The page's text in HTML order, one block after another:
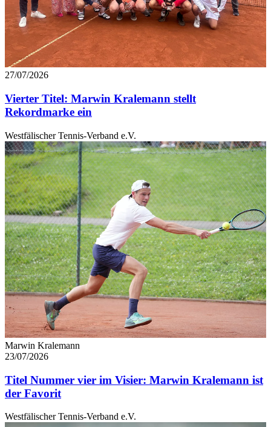
27/07/2026
Vierter Titel: Marwin Kralemann stellt
Rekordmarke ein
Westfälischer Tennis-Verband e.V.
Marwin Kralemann
23/07/2026
Titel Nummer vier im Visier: Marwin Kralemann ist
der Favorit
Westfälischer Tennis-Verband e.V.